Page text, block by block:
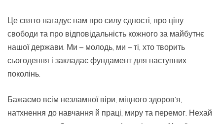
Це свято нагадує нам про силу єдності, про ціну
свободи та про відповідальність кожного за майбутнє
нашої держави. Ми – молодь, ми – ті, хто творить
сьогодення і закладає фундамент для наступних
поколінь.
Бажаємо всім незламної віри, міцного здоров’я,
натхнення до навчання й праці, миру та перемог. Нехай